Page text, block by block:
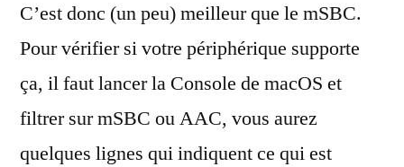
C’est donc (un peu) meilleur que le mSBC.
Pour vérifier si votre périphérique supporte
ça, il faut lancer la Console de macOS et
filtrer sur mSBC ou AAC, vous aurez
quelques lignes qui indiquent ce qui est